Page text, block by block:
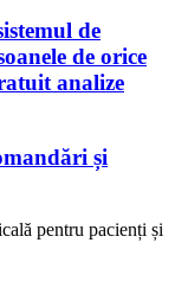
de
de orice
analize
și
pentru pacienți și